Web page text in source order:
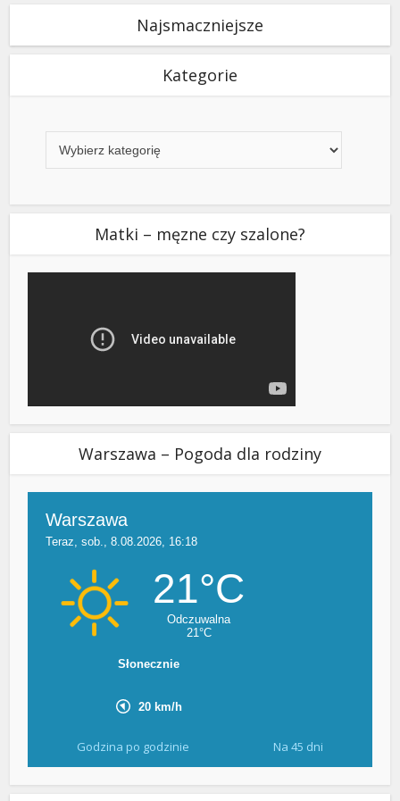
Najsmaczniejsze
Kategorie
Matki – męzne czy szalone?
Warszawa – Pogoda dla rodziny
Godzina po godzinie Na 45 dni